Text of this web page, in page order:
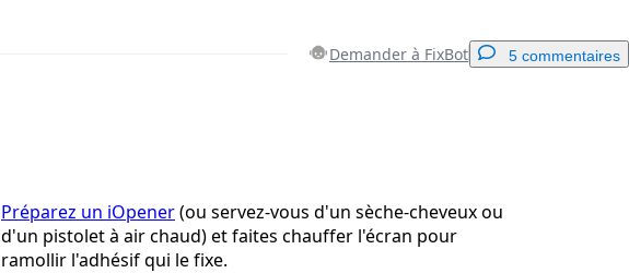
Demander à FixBot 5 commentaires
Préparez un iOpener(ou servez-vous d'un sèche-cheveux ou
d'un pistolet à air chaud) et faites chauffer l'écran pour
ramollir l'adhésif qui le fixe.